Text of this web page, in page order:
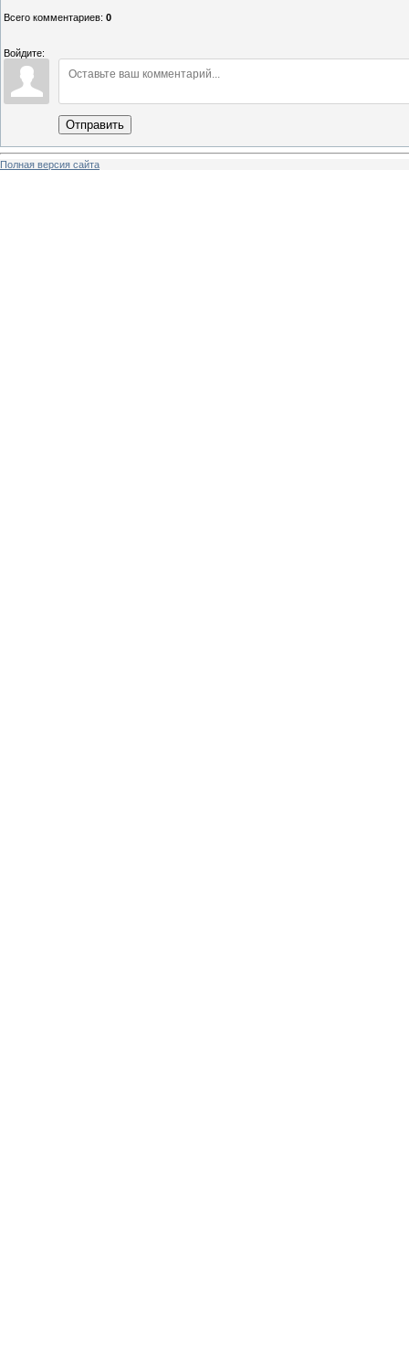
Всего комментариев: 0
Войдите:
Отправить
Полная версия сайта